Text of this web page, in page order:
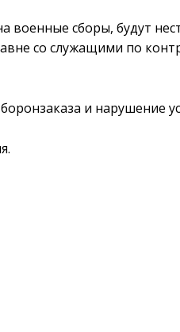
военные сборы, будут
со служащими по
и нарушение